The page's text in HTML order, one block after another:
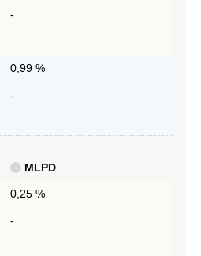
-
0,99 %
-
MLPD
0,25 %
-